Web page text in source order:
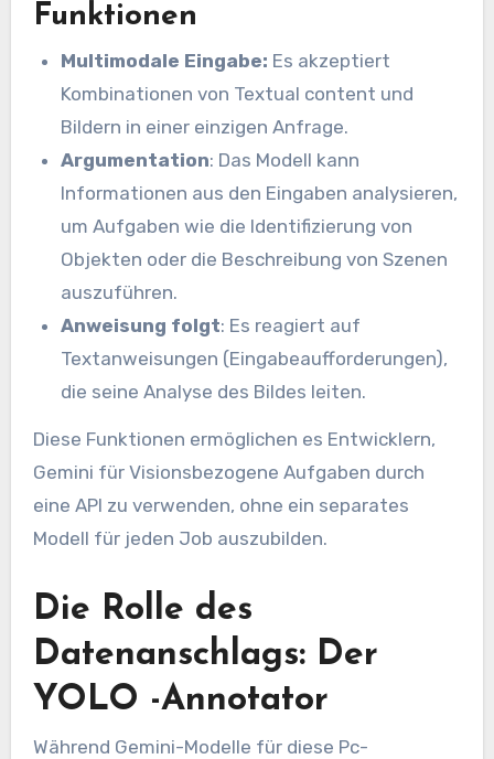
Funktionen
Multimodale Eingabe: Es akzeptiert
Kombinationen von Textual content und
Bildern in einer einzigen Anfrage.
Argumentation: Das Modell kann
Informationen aus den Eingaben analysieren,
um Aufgaben wie die Identifizierung von
Objekten oder die Beschreibung von Szenen
auszuführen.
Anweisung folgt: Es reagiert auf
Textanweisungen (Eingabeaufforderungen),
die seine Analyse des Bildes leiten.
Diese Funktionen ermöglichen es Entwicklern,
Gemini für Visionsbezogene Aufgaben durch
eine API zu verwenden, ohne ein separates
Modell für jeden Job auszubilden.
Die Rolle des
Datenanschlags: Der
YOLO -Annotator
Während Gemini-Modelle für diese Pc-